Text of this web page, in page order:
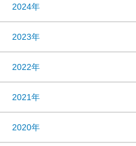
2024年
2023年
2022年
2021年
2020年